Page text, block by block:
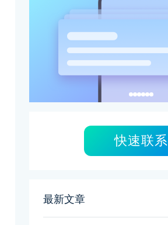
快速联系
最新文章